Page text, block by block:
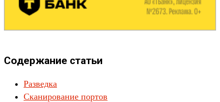
Содержание статьи
Разведка
Сканирование портов